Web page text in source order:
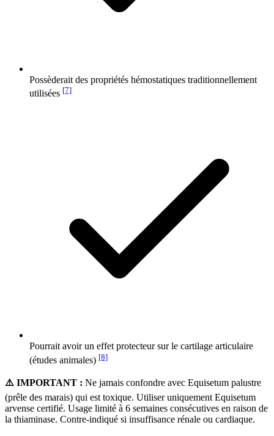
Possèderait des propriétés hémostatiques traditionnellement
utilisées [7]
Pourrait avoir un effet protecteur sur le cartilage articulaire
(études animales) [8]
⚠️ IMPORTANT : Ne jamais confondre avec Equisetum palustre
(prêle des marais) qui est toxique. Utiliser uniquement Equisetum
arvense certifié. Usage limité à 6 semaines consécutives en raison de
la thiaminase. Contre-indiqué si insuffisance rénale ou cardiaque.